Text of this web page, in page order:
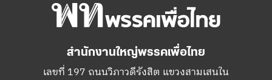
สำนักงานใหญ่พรรคเพื่อไทย
เลขที่ 197 ถนนวิภาวดีรังสิต แขวงสามเสนใน